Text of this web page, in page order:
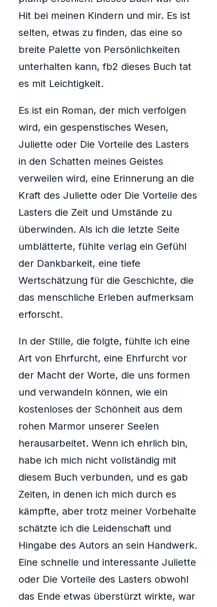
Hit bei meinen Kindern und mir. Es ist
selten, etwas zu finden, das eine so
breite Palette von Persönlichkeiten
unterhalten kann, fb2 dieses Buch tat
es mit Leichtigkeit.
Es ist ein Roman, der mich verfolgen
wird, ein gespenstisches Wesen,
Juliette oder Die Vorteile des Lasters
in den Schatten meines Geistes
verweilen wird, eine Erinnerung an die
Kraft des Juliette oder Die Vorteile des
Lasters die Zeit und Umstände zu
überwinden. Als ich die letzte Seite
umblätterte, fühlte verlag ein Gefühl
der Dankbarkeit, eine tiefe
Wertschätzung für die Geschichte, die
das menschliche Erleben aufmerksam
erforscht.
In der Stille, die folgte, fühlte ich eine
Art von Ehrfurcht, eine Ehrfurcht vor
der Macht der Worte, die uns formen
und verwandeln können, wie ein
kostenloses der Schönheit aus dem
rohen Marmor unserer Seelen
herausarbeitet. Wenn ich ehrlich bin,
habe ich mich nicht vollständig mit
diesem Buch verbunden, und es gab
Zeiten, in denen ich mich durch es
kämpfte, aber trotz meiner Vorbehalte
schätzte ich die Leidenschaft und
Hingabe des Autors an sein Handwerk.
Eine schnelle und interessante Juliette
oder Die Vorteile des Lasters obwohl
das Ende etwas überstürzt wirkte, war